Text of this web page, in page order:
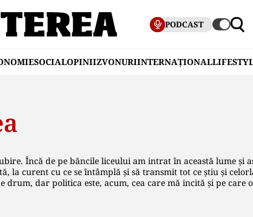
PODCAST
SOCIALOPINIIZVONURIINTERNAȚIONAL
Încă de pe băncile liceului am intrat în această lume și
la curent cu ce se întâmplă și să transmit tot ce știu și
drum, dar politica este, acum, cea care mă incită și pe care